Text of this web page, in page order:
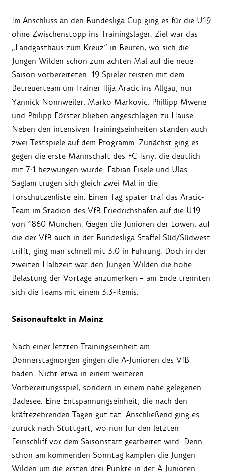
Im Anschluss an den Bundesliga Cup ging es für die U19
ohne Zwischenstopp ins Trainingslager. Ziel war das
„Landgasthaus zum Kreuz“ in Beuren, wo sich die
Jungen Wilden schon zum achten Mal auf die neue
Saison vorbereiteten. 19 Spieler reisten mit dem
Betreuerteam um Trainer Ilija Aracic ins Allgäu, nur
Yannick Nonnweiler, Marko Markovic, Phillipp Mwene
und Philipp Förster blieben angeschlagen zu Hause.
Neben den intensiven Trainingseinheiten standen auch
zwei Testspiele auf dem Programm. Zunächst ging es
gegen die erste Mannschaft des FC Isny, die deutlich
mit 7:1 bezwungen wurde. Fabian Eisele und Ulas
Saglam trugen sich gleich zwei Mal in die
Torschützenliste ein. Einen Tag später traf das Aracic-
Team im Stadion des VfB Friedrichshafen auf die U19
von 1860 München. Gegen die Junioren der Löwen, auf
die der VfB auch in der Bundesliga Staffel Süd/Südwest
trifft, ging man schnell mit 3:0 in Führung. Doch in der
zweiten Halbzeit war den Jungen Wilden die hohe
Belastung der Vortage anzumerken – am Ende trennten
sich die Teams mit einem 3:3-Remis.
Saisonauftakt in Mainz
Nach einer letzten Trainingseinheit am
Donnerstagmorgen gingen die A-Junioren des VfB
baden. Nicht etwa in einem weiteren
Vorbereitungsspiel, sondern in einem nahe gelegenen
Badesee. Eine Entspannungseinheit, die nach den
kräftezehrenden Tagen gut tat. Anschließend ging es
zurück nach Stuttgart, wo nun für den letzten
Feinschliff vor dem Saisonstart gearbeitet wird. Denn
schon am kommenden Sonntag kämpfen die Jungen
Wilden um die ersten drei Punkte in der A-Junioren-